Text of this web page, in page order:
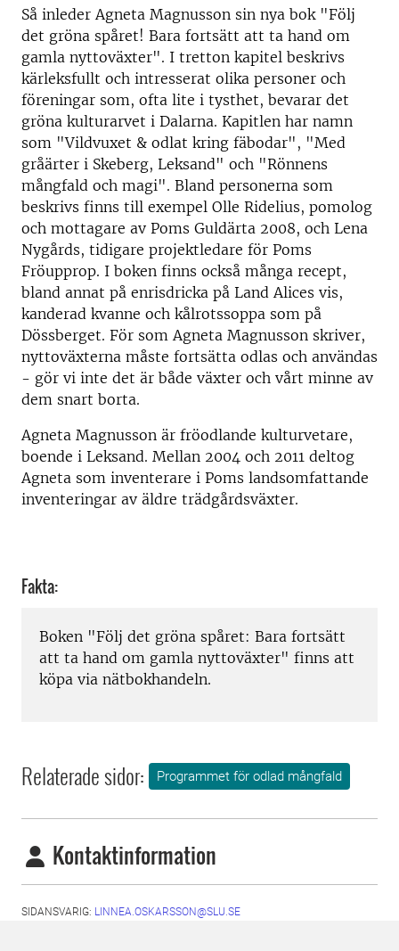
Så inleder Agneta Magnusson sin nya bok "Följ
det gröna spåret! Bara fortsätt att ta hand om
gamla nyttoväxter". I tretton kapitel beskrivs
kärleksfullt och intresserat olika personer och
föreningar som, ofta lite i tysthet, bevarar det
gröna kulturarvet i Dalarna. Kapitlen har namn
som "Vildvuxet & odlat kring fäbodar", "Med
gråärter i Skeberg, Leksand" och "Rönnens
mångfald och magi". Bland personerna som
beskrivs finns till exempel Olle Ridelius, pomolog
och mottagare av Poms Guldärta 2008, och Lena
Nygårds, tidigare projektledare för Poms
Fröupprop. I boken finns också många recept,
bland annat på enrisdricka på Land Alices vis,
kanderad kvanne och kålrotssoppa som på
Dössberget. För som Agneta Magnusson skriver,
nyttoväxterna måste fortsätta odlas och användas
- gör vi inte det är både växter och vårt minne av
dem snart borta.
Agneta Magnusson är fröodlande kulturvetare,
boende i Leksand. Mellan 2004 och 2011 deltog
Agneta som inventerare i Poms landsomfattande
inventeringar av äldre trädgårdsväxter.
Fakta:
Boken "Följ det gröna spåret: Bara fortsätt
att ta hand om gamla nyttoväxter" finns att
köpa via nätbokhandeln.
Relaterade sidor: Programmet för odlad mångfald
Kontaktinformation
SIDANSVARIG: LINNEA.OSKARSSON@SLU.SE